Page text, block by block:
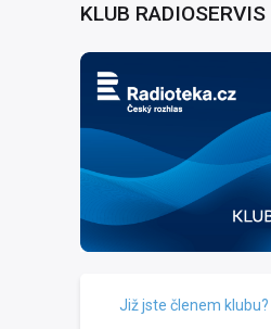
KLUB RADIOSERVIS
Již jste členem